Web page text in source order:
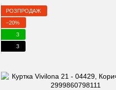
РОЗПРОДАЖ
−20%
3
3